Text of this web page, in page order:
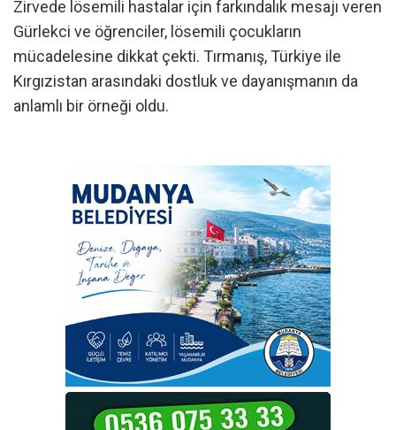
Zirvede lösemili hastalar için farkındalık mesajı veren
Gürlekci ve öğrenciler, lösemili çocukların
mücadelesine dikkat çekti. Tırmanış, Türkiye ile
Kırgızistan arasındaki dostluk ve dayanışmanın da
anlamlı bir örneği oldu.